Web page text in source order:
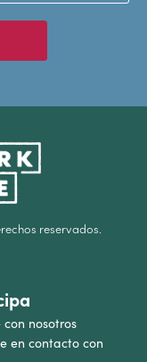
reservados.
nosotros
en contacto con